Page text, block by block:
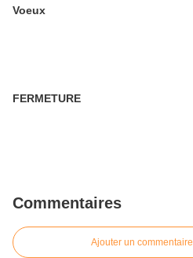
Voeux
FERMETURE
Commentaires
Ajouter un commentaire